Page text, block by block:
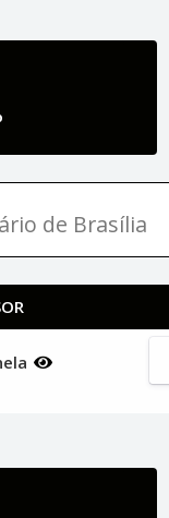
de Brasília